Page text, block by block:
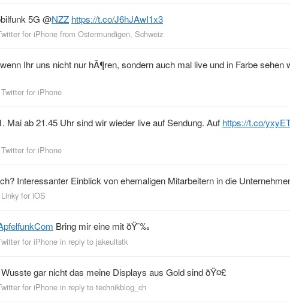
5G @NZZ https://t.co/J6hJAwI1x3
for iPhone from Ostermundigen, Schweiz
Ihr uns nicht nur hÃ¶ren, sondern auch mal live und in Farbe
Twitter for iPhone
Mai ab 21.45 Uhr sind wir wieder live auf Sendung. Auf https://t.co/
Twitter for iPhone
Interessanter Einblick von ehemaligen Mitarbeitern in die
Linky for iOS
Bring mir eine mit ðŸ˜‰
for iPhone in reply to jakeultstk
Wusste gar nicht das meine Displays aus Gold sind ðŸ¤£
for iPhone in reply to technikblog_ch